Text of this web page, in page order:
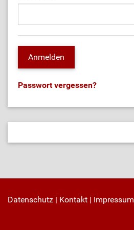
Passwort vergessen?
Datenschutz | Kontakt | Impressum